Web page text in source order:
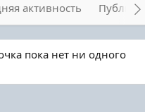
активность
пока нет ни одного